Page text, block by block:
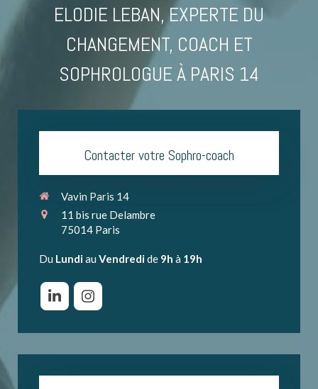
ELODIE LEBAN, EXPERTE DU
CHANGEMENT, COACH ET
SOPHROLOGUE À PARIS 14
Contacter votre Sophro-coach
Vavin Paris 14
11 bis rue Delambre
75014 Paris
Du Lundiau Vendredide 9h à 19h